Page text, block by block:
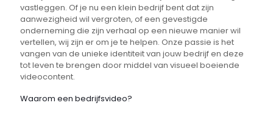
vastleggen. Of je nu een klein bedrijf bent dat zijn
aanwezigheid wil vergroten, of een gevestigde
onderneming die zijn verhaal op een nieuwe manier wil
vertellen, wij zijn er om je te helpen. Onze passie is het
vangen van de unieke identiteit van jouw bedrijf en deze
tot leven te brengen door middel van visueel boeiende
videocontent.
Waarom een bedrijfsvideo?